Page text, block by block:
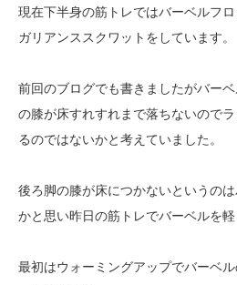
現在下半身の筋トレではバーベルフ
ガリアンススクワットをしています。
前回のブログでも書きましたがバー
の膝が床すれすれまで落ちないので
るのではないかと考えていました。
後ろ脚の膝が床につかないというの
かと思い昨日の筋トレでバーベルを軽
最初はウォーミングアップでバーベ